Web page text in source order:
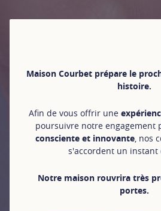
Maison Courbet prépare le
histoire.
Afin de vous offrir une
poursuivre notre engagement
consciente et innovante, nos
s'accordent un instant
Notre maison rouvrira très
portes.